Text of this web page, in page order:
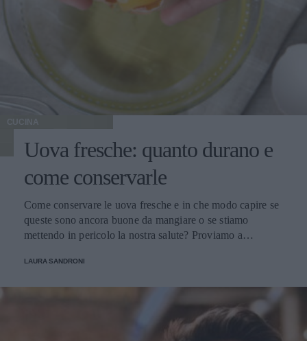
CUCINA
Uova fresche: quanto durano e
come conservarle
Come conservare le uova fresche e in che modo capire se
queste sono ancora buone da mangiare o se stiamo
mettendo in pericolo la nostra salute? Proviamo a
LAURA SANDRONI